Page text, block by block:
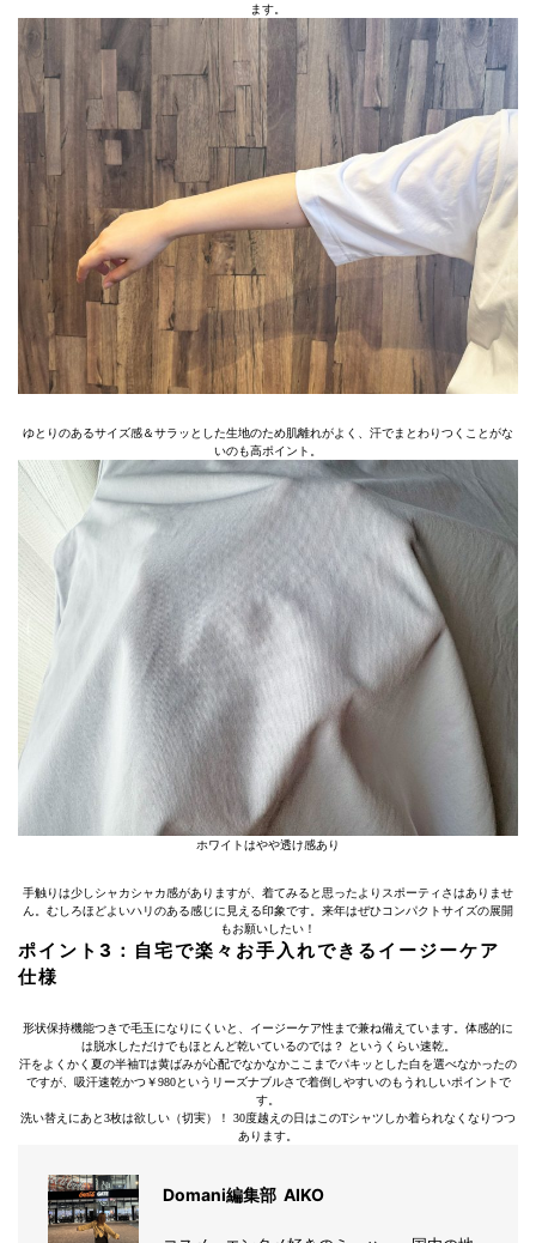
ます。
ゆとりのあるサイズ感＆サラッとした生地のため肌離れがよく、汗でまとわりつくことがな
いのも高ポイント。
ホワイトはやや透け感あり
手触りは少しシャカシャカ感がありますが、着てみると思ったよりスポーティさはありませ
ん。むしろほどよいハリのある感じに見える印象です。来年はぜひコンパクトサイズの展開
もお願いしたい！
ポイント3：自宅で楽々お手入れできるイージーケア
仕様
形状保持機能つきで毛玉になりにくいと、イージーケア性まで兼ね備えています。体感的に
は脱水しただけでもほとんど乾いているのでは？ というくらい速乾。
汗をよくかく夏の半袖Tは黄ばみが心配でなかなかここまでパキッとした白を選べなかったの
ですが、吸汗速乾かつ￥980というリーズナブルさで着倒しやすいのもうれしいポイントで
す。
洗い替えにあと3枚は欲しい（切実）！ 30度越えの日はこのTシャツしか着られなくなりつつ
あります。
Domani編集部 AIKO